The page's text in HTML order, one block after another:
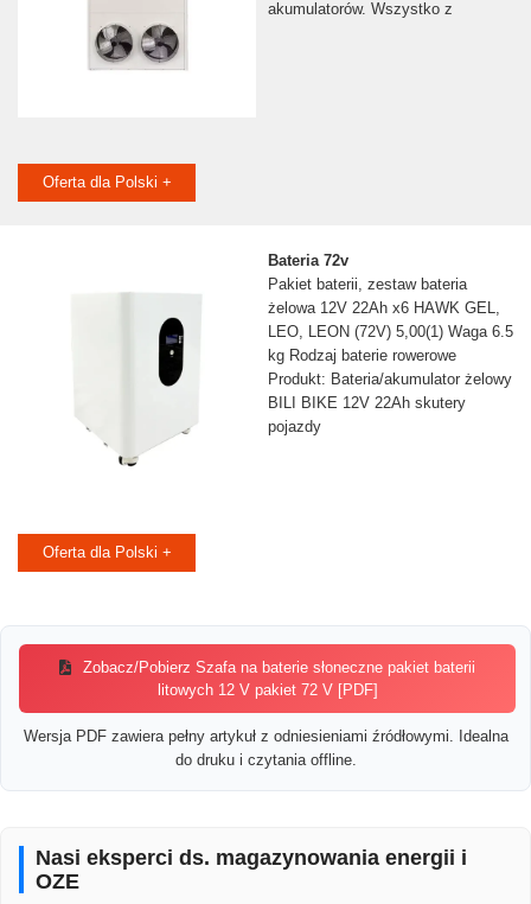
akumulatorów. Wszystko z
Oferta dla Polski +
Bateria 72v
Pakiet baterii, zestaw bateria
żelowa 12V 22Ah x6 HAWK GEL,
LEO, LEON (72V) 5,00(1) Waga 6.5
kg Rodzaj baterie rowerowe
Produkt: Bateria/akumulator żelowy
BILI BIKE 12V 22Ah skutery
pojazdy
Oferta dla Polski +
Zobacz/Pobierz Szafa na baterie słoneczne pakiet baterii
litowych 12 V pakiet 72 V [PDF]
Wersja PDF zawiera pełny artykuł z odniesieniami źródłowymi. Idealna
do druku i czytania offline.
Nasi eksperci ds. magazynowania energii i
OZE